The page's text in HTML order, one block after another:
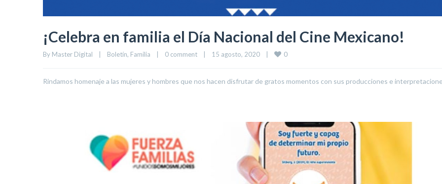
¡Celebra en familia el Día Nacional del Cine Mexicano!
By Master Digital Boletín, Familia 0 comment 15 agosto, 2020 0
Rindamos homenaje a las mujeres y hombres que nos hacen disfrutar de gratos momentos con sus producciones e